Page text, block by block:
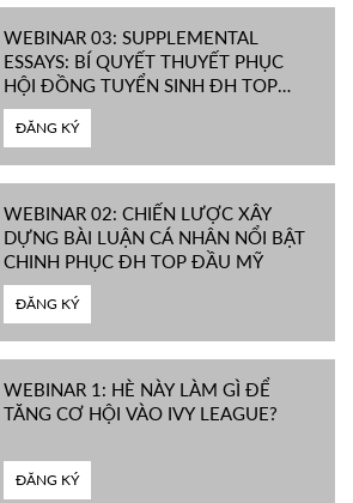
WEBINAR 03: SUPPLEMENTAL
ESSAYS: BÍ QUYẾT THUYẾT PHỤC
HỘI ĐỒNG TUYỂN SINH ĐH TOP
ĐẦU MỸ
ĐĂNG KÝ
WEBINAR 02: CHIẾN LƯỢC XÂY
DỰNG BÀI LUẬN CÁ NHÂN NỔI BẬT
CHINH PHỤC ĐH TOP ĐẦU MỸ
ĐĂNG KÝ
WEBINAR 1: HÈ NÀY LÀM GÌ ĐỂ
TĂNG CƠ HỘI VÀO IVY LEAGUE?
ĐĂNG KÝ